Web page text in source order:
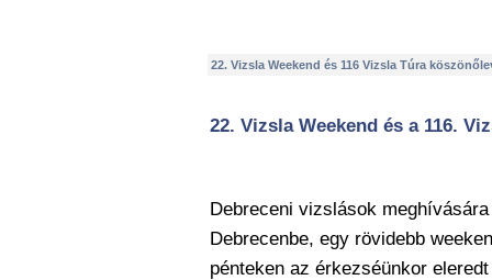
22. Vizsla Weekend és 116 Vizsla Túra
22. Vizsla Weekend és a 116.
Debreceni vizslások
Debrecenbe, egy rövidebb wee
pénteken az érkezséünkor